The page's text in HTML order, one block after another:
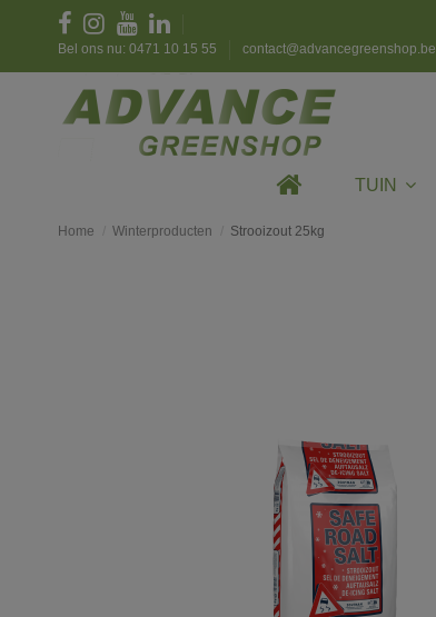
Bel ons nu: 0471 10 15 55 contact@advancegreenshop.be
TUIN
Home Winterproducten Strooizout 25kg